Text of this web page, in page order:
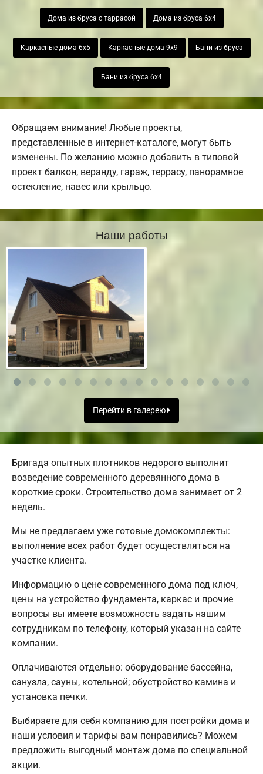
Дома из бруса с таррасой Дома из бруса 6х4
Каркасные дома 6х5 Каркасные дома 9х9 Бани из бруса
Бани из бруса 6х4
Обращаем внимание! Любые проекты,
представленные в интернет-каталоге, могут быть
изменены. По желанию можно добавить в типовой
проект балкон, веранду, гараж, террасу, панорамное
остекление, навес или крыльцо.
Наши работы
Перейти в галерею
Бригада опытных плотников недорого выполнит
возведение современного деревянного дома в
короткие сроки. Строительство дома занимает от 2
недель.
Мы не предлагаем уже готовые домокомплекты:
выполнение всех работ будет осуществляться на
участке клиента.
Информацию о цене современного дома под ключ,
цены на устройство фундамента, каркас и прочие
вопросы вы имеете возможность задать нашим
сотрудникам по телефону, который указан на сайте
компании.
Оплачиваются отдельно: оборудование бассейна,
санузла, сауны, котельной; обустройство камина и
установка печки.
Выбираете для себя компанию для постройки дома и
наши условия и тарифы вам понравились? Можем
предложить выгодный монтаж дома по специальной
акции.